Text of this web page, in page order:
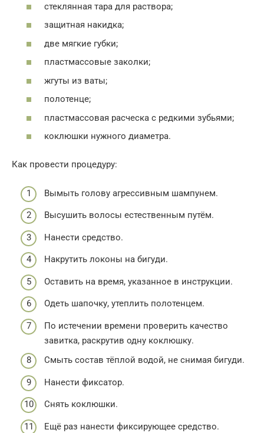
стеклянная тара для раствора;
защитная накидка;
две мягкие губки;
пластмассовые заколки;
жгуты из ваты;
полотенце;
пластмассовая расческа с редкими зубьями;
коклюшки нужного диаметра.
Как провести процедуру:
Вымыть голову агрессивным шампунем.
Высушить волосы естественным путём.
Нанести средство.
Накрутить локоны на бигуди.
Оставить на время, указанное в инструкции.
Одеть шапочку, утеплить полотенцем.
По истечении времени проверить качество
завитка, раскрутив одну коклюшку.
Смыть состав тёплой водой, не снимая бигуди.
Нанести фиксатор.
Снять коклюшки.
Ещё раз нанести фиксирующее средство.